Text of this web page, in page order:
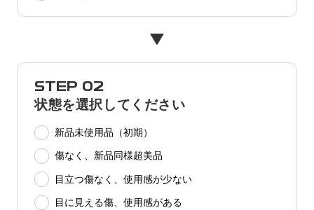
STEP 02
状態を選択してください
新品未使用品（初期）
傷なく、新品同様超美品
目立つ傷なく、使用感が少ない
目に見える傷、使用感がある